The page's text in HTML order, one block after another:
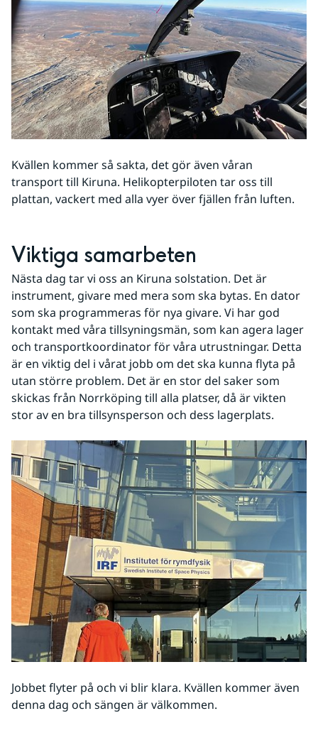
Kvällen kommer så sakta, det gör även våran
transport till Kiruna. Helikopterpiloten tar oss till
plattan, vackert med alla vyer över fjällen från luften.
Viktiga samarbeten
Nästa dag tar vi oss an Kiruna solstation. Det är
instrument, givare med mera som ska bytas. En dator
som ska programmeras för nya givare. Vi har god
kontakt med våra tillsyningsmän, som kan agera lager
och transportkoordinator för våra utrustningar. Detta
är en viktig del i vårat jobb om det ska kunna flyta på
utan större problem. Det är en stor del saker som
skickas från Norrköping till alla platser, då är vikten
stor av en bra tillsynsperson och dess lagerplats.
Jobbet flyter på och vi blir klara. Kvällen kommer även
denna dag och sängen är välkommen.